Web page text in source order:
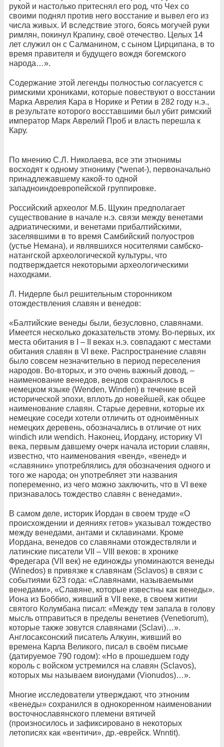
рукой и настолько притеснял его род, что Чех со
своими поднял против него восстание и вывел его из
числа живых. И вследствие этого, боясь могучей руки
римлян, покинул Крапину, своё отечество. Целых 14
лет служил он с Салманином, с сыном Цирципана, в то
время правителя и будущего вождя богемского
народа…».
Содержание этой легенды полностью согласуется с
римскими хрониками, которые повествуют о восстании
Марка Аврелия Кара в Норике и Ретии в 282 году н.э.,
в результате которого восставшими был убит римский
император Марк Аврелий Проб и власть перешла к
Кару.
По мнению С.Л. Николаева, все эти этнонимы
восходят к одному этнониму (*wenət-), первоначально
принадлежавшему какой-то одной
западноиндоевропейской группировке.
Российский археолог М.Б. Щукин предполагает
существование в начале н.э. связи между венетами
адриатическими, и венетами прибалтийскими,
заселявшими в то время Самбийский полуостров
(устье Немана), и являвшихся носителями самбско-
натангской археологической культуры, что
подтверждается некоторыми археологическими
находками.
Л. Нидерле был решительным сторонником
отождествления славян и венедов:
«Балтийские венеды были, безусловно, славянами.
Имеется несколько доказательств этому. Во-первых, их
места обитания в I – II веках н.э. совпадают с местами
обитания славян в VI веке. Распространение славян
было совсем незначительно в период переселения
народов. Во-вторых, и это очень важный довод, –
наименование венедов, вендов сохранялось в
немецком языке (Wenden, Winden) в течение всей
исторической эпохи, вплоть до новейшей, как общее
наименование славян. Старые деревни, которые их
немецкие соседи хотели отличить от одноимённых
немецких деревень, обозначались в отличие от них
windich или wendich. Наконец, Иордану, историку VI
века, первым давшему очерк начала истории славян,
известно, что наименования «венд», «венед» и
«славянин» употреблялись для обозначения одного и
того же народа; он употребляет эти названия
попеременно, из чего можно заключить, что в VI веке
признавалось тождество славян с венедами».
В самом деле, историк Иордан в своем труде «О
происхождении и деяниях гетов» указывал тождество
между венедами, антами и склавинами. Кроме
Иордана, венедов со славянами отождествляли и
латинские писатели VII – VIII веков: в хронике
Фредегара (VII век) не единожды упоминаются венеды
(Winedos) в привязке к славянам (Sclavos) в связи с
событиями 623 года: «Славянами, называемыми
венедами», «Славяне, которые известны как венеды».
Иона из Боббио, живший в VII веке, в своем житии
святого Колумбана писал: «Между тем запала в голову
мысль отправиться в пределы венетиев (Venetiorum),
которые также зовутся славянами (Sclavi)…».
Англосаксонский писатель Алкуин, живший во
времена Карла Великого, писал в своём письме
(датируемое 790 годом): «Но в прошедшем году
король с войском устремился на славян (Sclavos),
которых мы называем вионудами (Vionudos)…».
Многие исследователи утверждают, что этноним
«венеды» сохранился в однокоренном наименовании
восточнославянского племени вятичей
(произносилось и зафиксировано в некоторых
летописях как «вентичи», др.-еврейск. Wnntit).